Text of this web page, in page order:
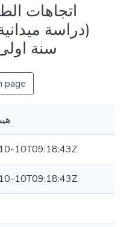
اتجاهات
(دراسة
سنة
page
10T09:18:43Z
10T09:18:43Z